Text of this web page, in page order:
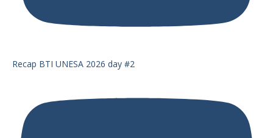
Recap BTI UNESA 2026 day #2